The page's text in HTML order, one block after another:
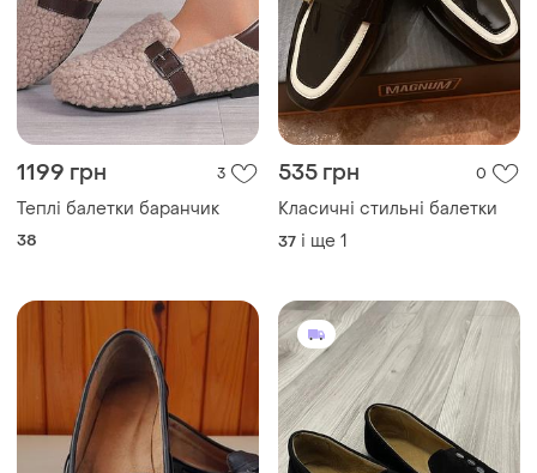
1199 грн 3
Теплі балетки баранчик
38
535 грн 0
Класичні стильні балетки
37 і ще 1